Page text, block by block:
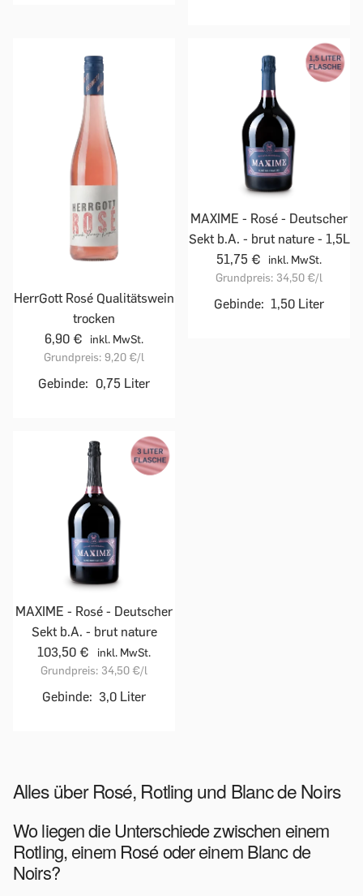
HerrGott Rosé Qualitätswein
trocken
6,90 €
inkl. MwSt.
Grundpreis: 9,20 €/l
Gebinde: 0,75 Liter
MAXIME - Rosé - Deutscher
Sekt b.A. - brut nature - 1,5L
51,75 €
inkl. MwSt.
Grundpreis: 34,50 €/l
Gebinde: 1,50 Liter
MAXIME - Rosé - Deutscher
Sekt b.A. - brut nature
103,50 €
inkl. MwSt.
Grundpreis: 34,50 €/l
Gebinde: 3,0 Liter
Alles über Rosé, Rotling und Blanc de Noirs
Wo liegen die Unterschiede zwischen einem
Rotling, einem Rosé oder einem Blanc de
Noirs?